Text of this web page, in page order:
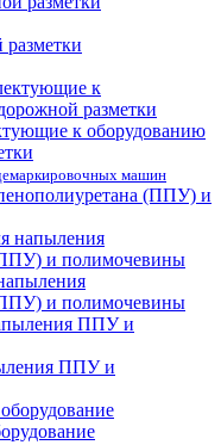
к оборудованию
машин
(ППУ) и
и полимочевины
ППУ и